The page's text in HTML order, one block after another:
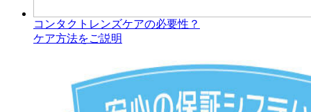
コンタクトレンズケアの必要性？
ケア方法をご説明